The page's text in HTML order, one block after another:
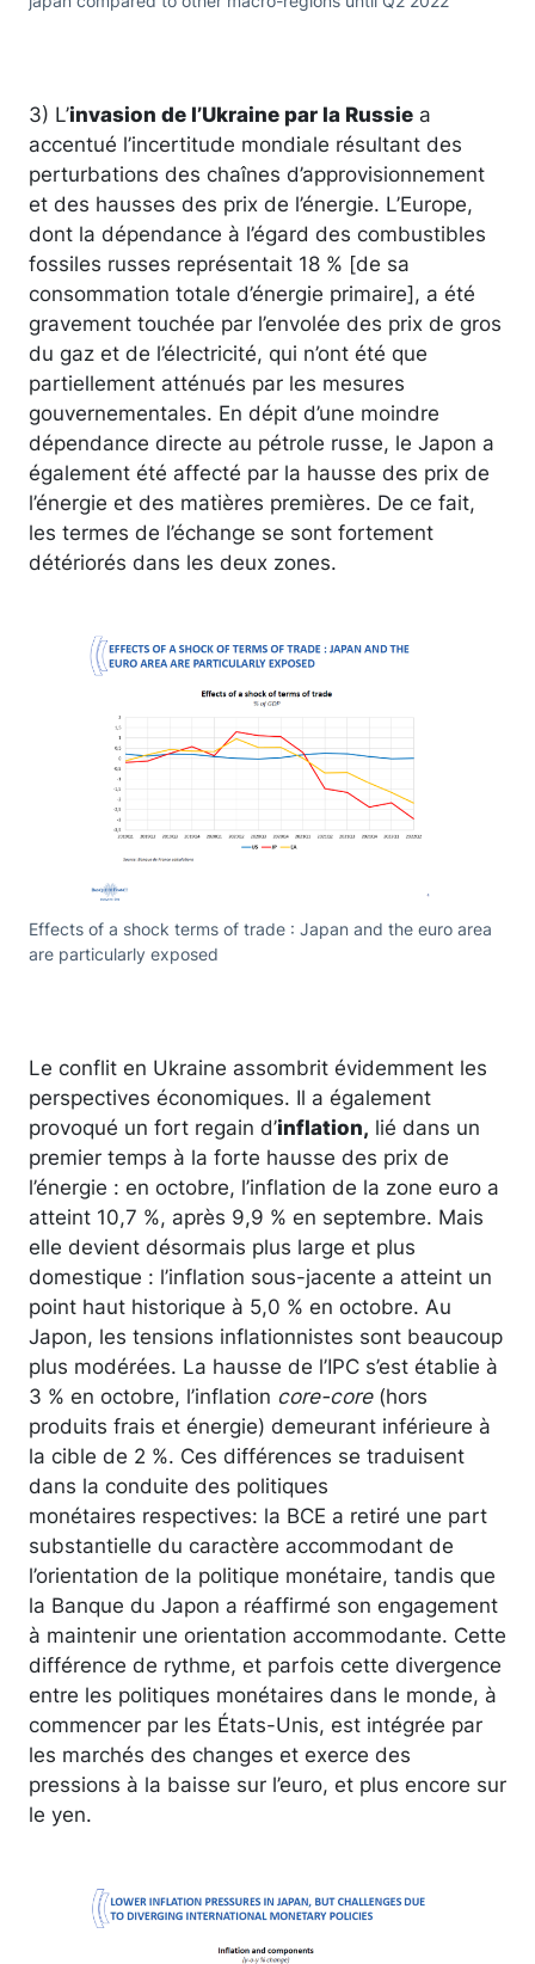
3) L’invasion de l’Ukraine par la Russie a
accentué l’incertitude mondiale résultant des
perturbations des chaînes d’approvisionnement
et des hausses des prix de l’énergie. L’Europe,
dont la dépendance à l’égard des combustibles
fossiles russes représentait 18 % [de sa
consommation totale d’énergie primaire], a été
gravement touchée par l’envolée des prix de gros
du gaz et de l’électricité, qui n’ont été que
partiellement atténués par les mesures
gouvernementales. En dépit d’une moindre
dépendance directe au pétrole russe, le Japon a
également été affecté par la hausse des prix de
l’énergie et des matières premières. De ce fait,
les termes de l’échange se sont fortement
détériorés dans les deux zones.
Effects of a shock terms of trade : Japan and the euro area
are particularly exposed
Le conflit en Ukraine assombrit évidemment les
perspectives économiques. Il a également
provoqué un fort regain d’inflation, lié dans un
premier temps à la forte hausse des prix de
l’énergie : en octobre, l’inflation de la zone euro a
atteint 10,7 %, après 9,9 % en septembre. Mais
elle devient désormais plus large et plus
domestique : l’inflation sous-jacente a atteint un
point haut historique à 5,0 % en octobre. Au
Japon, les tensions inflationnistes sont beaucoup
plus modérées. La hausse de l’IPC s’est établie à
3 % en octobre, l’inflation core-core(hors
produits frais et énergie) demeurant inférieure à
la cible de 2 %. Ces différences se traduisent
dans la conduite des politiques
monétaires respectives: la BCE a retiré une part
substantielle du caractère accommodant de
l’orientation de la politique monétaire, tandis que
la Banque du Japon a réaffirmé son engagement
à maintenir une orientation accommodante. Cette
différence de rythme, et parfois cette divergence
entre les politiques monétaires dans le monde, à
commencer par les États-Unis, est intégrée par
les marchés des changes et exerce des
pressions à la baisse sur l’euro, et plus encore sur
le yen.